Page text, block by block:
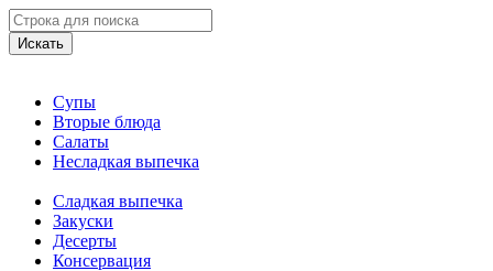
Искать
Супы
Вторые блюда
Салаты
Несладкая выпечка
Сладкая выпечка
Закуски
Десерты
Консервация